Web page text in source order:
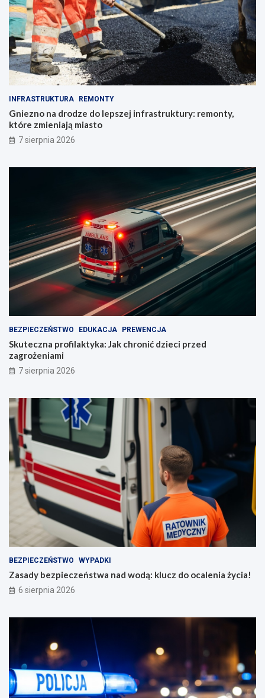
INFRASTRUKTURA REMONTY
Gniezno na drodze do lepszej infrastruktury: remonty,
które zmieniają miasto
7 sierpnia 2026
BEZPIECZEŃSTWO EDUKACJA PREWENCJA
Skuteczna profilaktyka: Jak chronić dzieci przed
zagrożeniami
7 sierpnia 2026
BEZPIECZEŃSTWO WYPADKI
Zasady bezpieczeństwa nad wodą: klucz do ocalenia życia!
6 sierpnia 2026